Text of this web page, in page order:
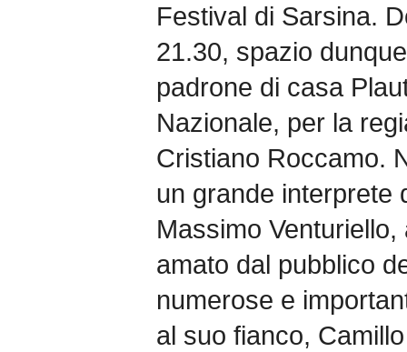
Festival di Sarsina.
21.30, spazio
padrone di casa
Nazionale, per la
Cristiano Roccamo.
un grande interprete
Massimo
amato dal pubblico
numerose e
al suo fianco,